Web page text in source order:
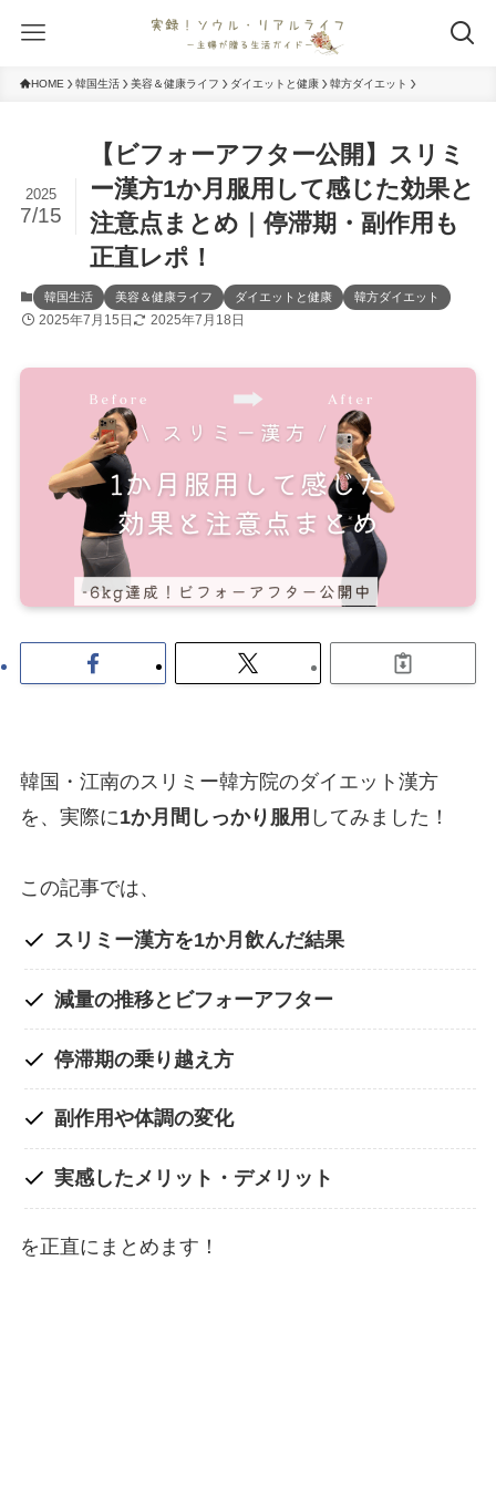
HOME 韓国生活 美容＆健康ライフ ダイエットと健康 韓方ダイエット
【ビフォーアフター公開】スリミ
ー漢方1か月服用して感じた効果と
注意点まとめ｜停滞期・副作用も
正直レポ！
2025
7/15
韓国生活 美容＆健康ライフ ダイエットと健康 韓方ダイエット
2025年7月15日 2025年7月18日
韓国・江南のスリミー韓方院のダイエット漢方
を、実際に1か月間しっかり服用 してみました！
この記事では、
スリミー漢方を1か月飲んだ結果
減量の推移とビフォーアフター
停滞期の乗り越え方
副作用や体調の変化
実感したメリット・デメリット
を正直にまとめます！